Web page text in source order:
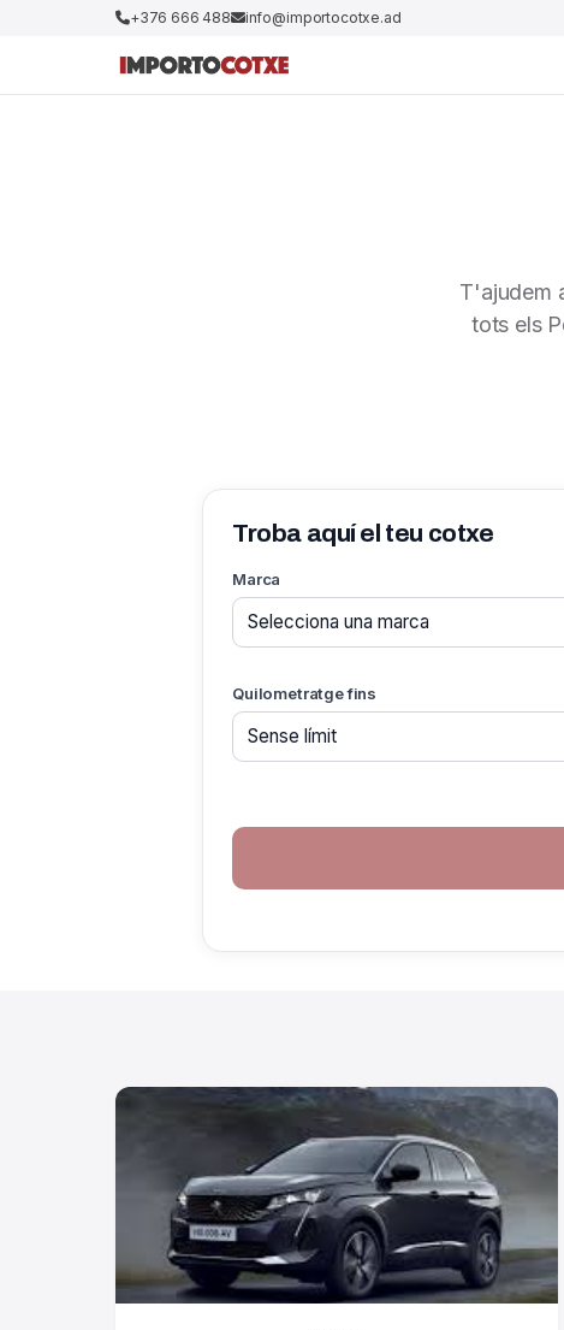
+376 666 488 info@importocotxe.ad
T'ajudem
tots els
Troba aquí el teu cotxe
Marca
Quilometratge fins
human,